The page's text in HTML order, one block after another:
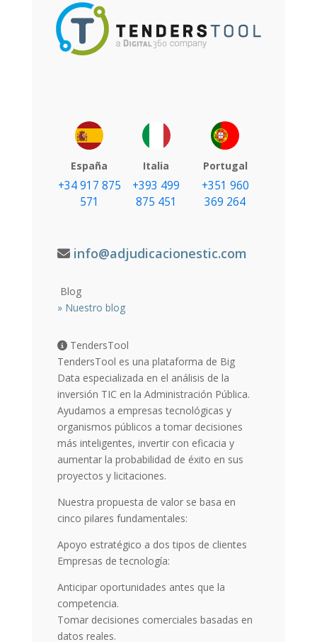
España
+34 917 875
571
Italia
+393 499
875 451
Portugal
+351 960
369 264
info@adjudicacionestic.com
Blog
» Nuestro blog
TendersTool
TendersTool es una plataforma de Big
Data especializada en el análisis de la
inversión TIC en la Administración Pública.
Ayudamos a empresas tecnológicas y
organismos públicos a tomar decisiones
más inteligentes, invertir con eficacia y
aumentar la probabilidad de éxito en sus
proyectos y licitaciones.
Nuestra propuesta de valor se basa en
cinco pilares fundamentales:
Apoyo estratégico a dos tipos de clientes
Empresas de tecnología:
Anticipar oportunidades antes que la
competencia.
Tomar decisiones comerciales basadas en
datos reales.